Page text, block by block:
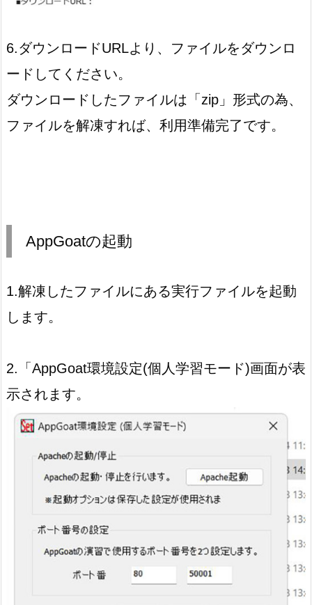
6.ダウンロードURLより、ファイルをダウンロ
ードしてください。
ダウンロードしたファイルは「zip」形式の為、
ファイルを解凍すれば、利用準備完了です。
AppGoatの起動
1.解凍したファイルにある実行ファイルを起動
します。
2.「AppGoat環境設定(個人学習モード)画面が表
示されます。